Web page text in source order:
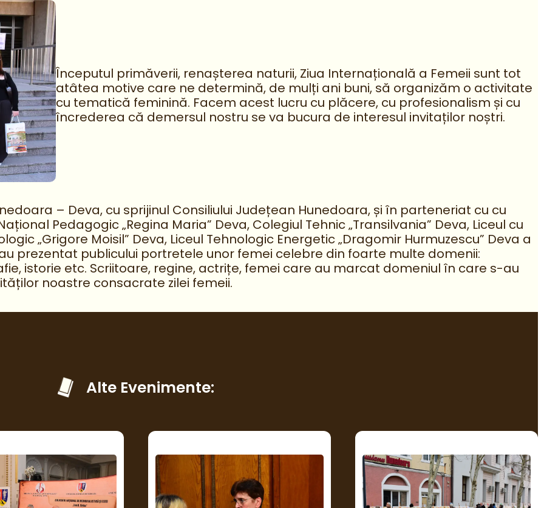
Începutul primăverii, renașterea naturii, Ziua Internațională a Femeii sunt tot
atâtea motive care ne determină, de mulți ani buni, să organizăm o activitate
cu tematică feminină. Facem acest lucru cu plăcere, cu profesionalism și cu
încrederea că demersul nostru se va bucura de interesul invitaților noștri.
– Deva, cu sprijinul Consiliului Județean Hunedoara, și în parteneriat cu cu
Pedagogic „Regina Maria” Deva, Colegiul Tehnic „Transilvania” Deva, Liceul cu
„Grigore Moisil” Deva, Liceul Tehnologic Energetic „Dragomir Hurmuzescu” Deva a
prezentat publicului portretele unor femei celebre din foarte multe domenii:
istorie etc. Scriitoare, regine, actrițe, femei care au marcat domeniul în care s-au
noastre consacrate zilei femeii.
Alte Evenimente: